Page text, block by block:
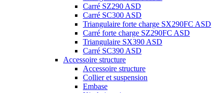
Carré SZ290 ASD
Carré SC300 ASD
Triangulaire forte charge SX290FC ASD
Carré forte charge SZ290FC ASD
Triangulaire SX390 ASD
Carré SC390 ASD
Accessoire structure
Accessoire structure
Collier et suspension
Embase